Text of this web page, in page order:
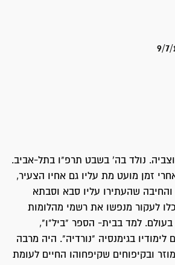
וצביה. נולד בה' בשבט תרפ"ו בתל-אביב.
זמן מועט מת עליו גם אחיו הצעיר,
שהעתירו עליו סבא וסבתא
לעקור מנפשו את רשמי מהלומות
בעולם. למד בבית- הספר "ביל"ו",
לימודיו בגימנסיה "נורדיה". היה מרבה
ובקיפוחים שקיפחוהו החיים לעומת